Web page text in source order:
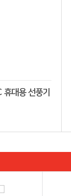
대용 선풍기